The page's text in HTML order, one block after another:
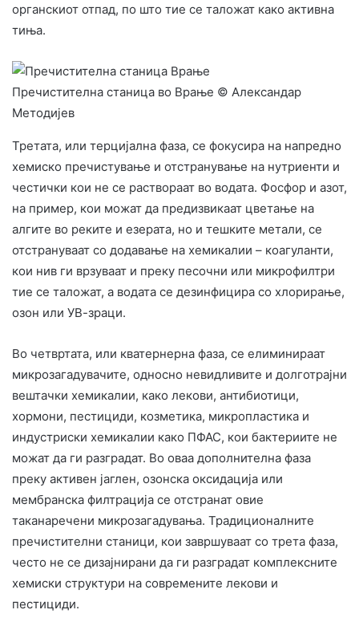
органскиот отпад, по што тие се таложат како активна
тиња.
Пречистителна станица во Врање © Александар
Методијев
Третата, или терцијална фаза, се фокусира на напредно
хемиско пречистување и отстранување на нутриенти и
честички кои не се раствораат во водата. Фосфор и азот,
на пример, кои можат да предизвикаат цветање на
алгите во реките и езерата, но и тешките метали, се
отстрануваат со додавање на хемикалии – коагуланти,
кои нив ги врзуваат и преку песочни или микрофилтри
тие се таложат, а водата се дезинфицира со хлорирање,
озон или УВ-зраци.
Во четвртата, или кватернерна фаза, се елиминираат
микрозагадувачите, односно невидливите и долготрајни
вештачки хемикалии, како лекови, антибиотици,
хормони, пестициди, козметика, микропластика и
индустриски хемикалии како ПФАС, кои бактериите не
можат да ги разградат. Во оваа дополнителна фаза
преку активен јаглен, озонска оксидација или
мембранска филтрација се отстранат овие
таканаречени микрозагадувања. Традиционалните
пречистителни станици, кои завршуваат со трета фаза,
често не се дизајнирани да ги разградат комплексните
хемиски структури на современите лекови и
пестициди.